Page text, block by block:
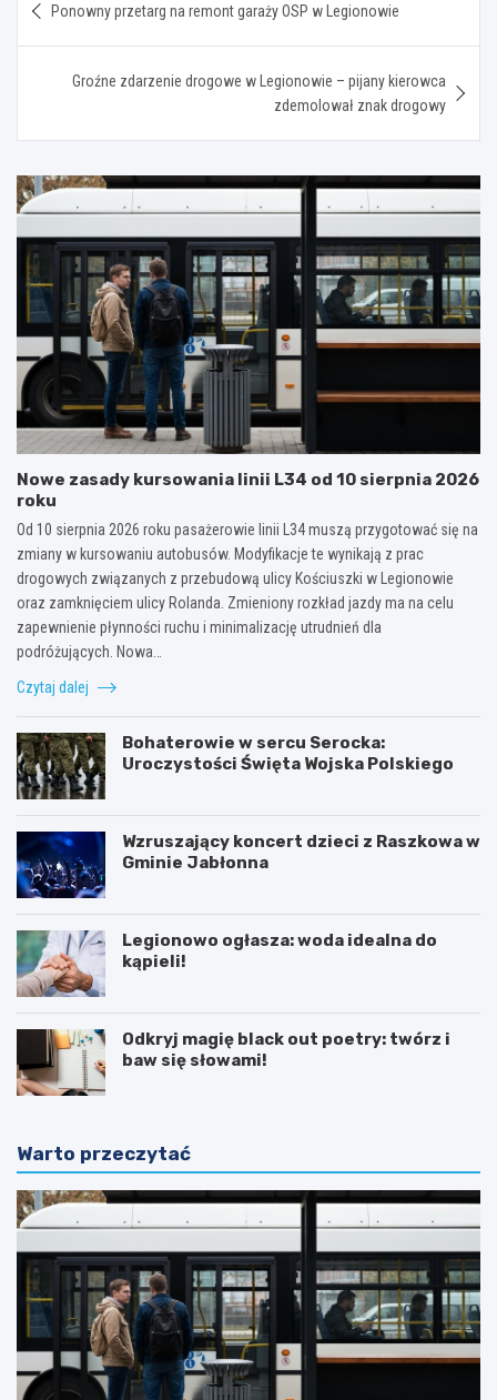
wpisu
Ponowny przetarg na remont garaży OSP w Legionowie
Groźne zdarzenie drogowe w Legionowie – pijany kierowca
zdemolował znak drogowy
Nowe zasady kursowania linii L34 od 10 sierpnia 2026
roku
Od 10 sierpnia 2026 roku pasażerowie linii L34 muszą przygotować się na
zmiany w kursowaniu autobusów. Modyfikacje te wynikają z prac
drogowych związanych z przebudową ulicy Kościuszki w Legionowie
oraz zamknięciem ulicy Rolanda. Zmieniony rozkład jazdy ma na celu
zapewnienie płynności ruchu i minimalizację utrudnień dla
podróżujących. Nowa…
Czytaj dalej
Bohaterowie w sercu Serocka:
Uroczystości Święta Wojska Polskiego
Wzruszający koncert dzieci z Raszkowa w
Gminie Jabłonna
Legionowo ogłasza: woda idealna do
kąpieli!
Odkryj magię black out poetry: twórz i
baw się słowami!
Warto przeczytać